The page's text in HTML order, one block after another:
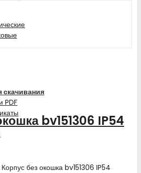
PDF
bv151306 IP54
без окошка bv151306 IP54